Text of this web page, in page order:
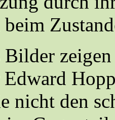
Bilder
nicht den